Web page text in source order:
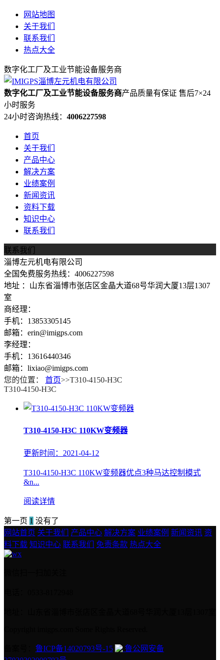
网站地图
关于我们
联系我们
热点大全
数字化工厂及工业节能设备服务商
数字化工厂及工业节能设备服务商产品质量有保证 售后7×24
小时服务
24小时咨询热线： 4006227598
首页
关于我们
产品中心
解决方案
业绩案例
新闻资讯
资料下载
知识中心
联系我们
联系我们
淄博左元机电有限公司
全国免费服务热线：4006227598
地址 ：山东省淄博市张店区金晶大道68号华润大厦13层1307
室
商经理：
手机：13853305145
邮箱：erin@imigps.com
李经理：
手机：13616440346
邮箱：lixiao@imigps.com
您的位置：
首页>>T310-4150-H3C
T310-4150-H3C
T310-4150-H3C 110KW变频器
更新时间：2021-04-12
T310-4150-H3C 110KW变频器优点3种马达控制模式
&n...
阅读详情
第一页 1 没有了
网站首页 关于我们 产品中心 解决方案 业绩案例 新闻资讯 资
料下载 知识中心 联系我们 免责条款 热点大全
鲁ICP备14020793号-15
鲁公网安备